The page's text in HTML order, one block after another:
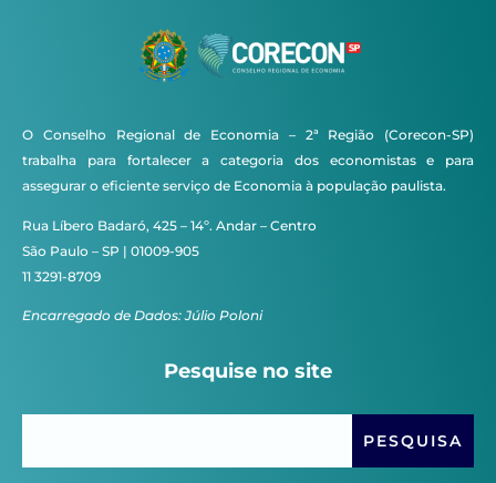
O Conselho Regional de Economia – 2ª Região (Corecon-SP)
trabalha para fortalecer a categoria dos economistas e para
assegurar o eficiente serviço de Economia à população paulista.
Rua Líbero Badaró, 425 – 14º. Andar – Centro
São Paulo – SP | 01009-905
11 3291-8709
Encarregado de Dados: Júlio Poloni
Pesquise no site